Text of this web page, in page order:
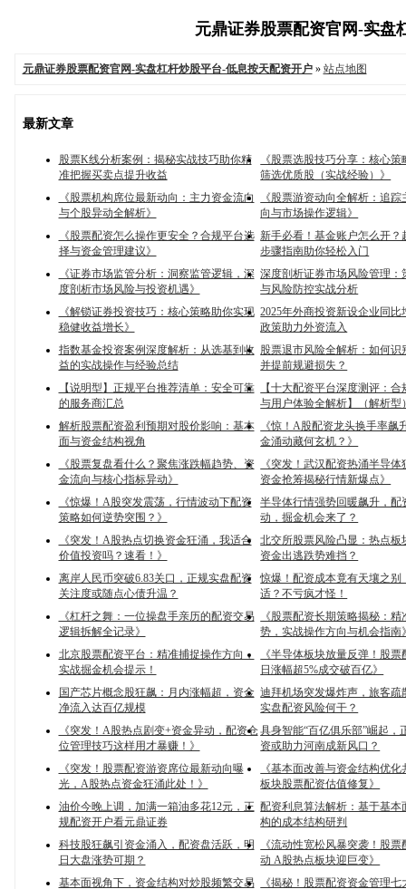
元鼎证券股票配资官网-实盘
元鼎证券股票配资官网-实盘杠杆炒股平台-低息按天配资开户» 站点地图
最新文章
股票K线分析案例：揭秘实战技巧助你精
准把握买卖点提升收益
《股票选股技巧分享：核心
筛选优质股（实战经验）》
《股票机构席位最新动向：主力资金流向
与个股异动全解析》
《股票游资动向全解析：追
向与市场操作逻辑》
《股票配资怎么操作更安全？合规平台选
择与资金管理建议》
新手必看！基金账户怎么开？
步骤指南助你轻松入门
《证券市场监管分析：洞察监管逻辑，深
度剖析市场风险与投资机遇》
深度剖析证券市场风险管理：
与风险防控实战分析
《解锁证券投资技巧：核心策略助你实现
稳健收益增长》
2025年外商投资新设企业同比
政策助力外资流入
指数基金投资案例深度解析：从选基到收
益的实战操作与经验总结
股票退市风险全解析：如何识
并提前规避损失？
【说明型】正规平台推荐清单：安全可靠
的服务商汇总
【十大配资平台深度测评：
与用户体验全解析】（解析型
解析股票配资盈利预期对股价影响：基本
面与资金结构视角
《惊！A股配资龙头换手率飙
金涌动藏何玄机？》
《股票复盘看什么？聚焦涨跌幅趋势、资
金流向与核心指标异动》
《突发！武汉配资热涌半导
资金抢筹揭秘行情新爆点》
《惊爆！A股突发震荡，行情波动下配资
策略如何逆势突围？》
半导体行情强势回暖飙升，配
动，掘金机会来了？
《突发！A股热点切换资金狂涌，我适合
价值投资吗？速看！》
北交所股票风险凸显：热点板
资金出逃跌势难挡？
离岸人民币突破6.83关口，正规实盘配资
关注度或随点心债升温？
惊爆！配资成本竟有天壤之别
适？不亏疯才怪！
《杠杆之舞：一位操盘手亲历的配资交易
逻辑拆解全记录》
《股票配资长期策略揭秘：精
势，实战操作方向与机会指南
北京股票配资平台：精准捕捉操作方向，
实战掘金机会提示！
《半导体板块放量反弹！股
日涨幅超5%成交破百亿》
国产芯片概念股狂飙：月内涨幅超，资金
净流入达百亿规模
迪拜机场突发爆炸声，旅客疏
实盘配资风险何干？
《突发！A股热点剧变+资金异动，配资仓
位管理技巧这样用才暴赚！》
具身智能“百亿俱乐部”崛起，
资或助力河南成新风口？
《突发！股票配资游资席位最新动向曝
光，A股热点资金狂涌此处！》
《基本面改善与资金结构优
板块股票配资估值修复》
油价今晚上调，加满一箱油多花12元，正
规配资开户看元鼎证券
配资利息算法解析：基于基本
构的成本结构研判
科技股狂飙引资金涌入，配资盘活跃，明
日大盘涨势可期？
《流动性宽松风暴突袭！股
动 A股热点板块迎巨变》
基本面视角下，资金结构对炒股频繁交易
《揭秘！股票配资资金管理